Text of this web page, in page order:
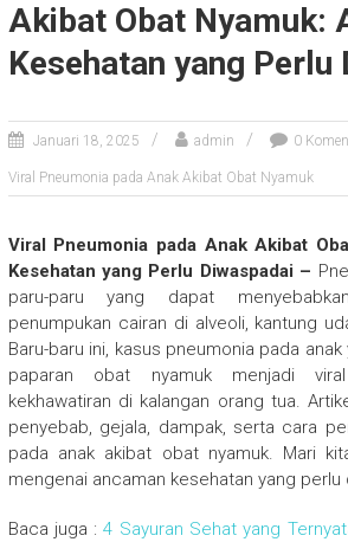
Akibat Obat Nyamuk:
Kesehatan yang Perlu
Januari 18, 2025 admin 0
Viral Pneumonia pada Anak Akibat Obat Nyamuk
Viral Pneumonia pada Anak Akibat
Kesehatan yang Perlu Diwaspadai –
paru-paru yang dapat
penumpukan cairan di alveoli, kantung
Baru-baru ini, kasus pneumonia pada
paparan obat nyamuk menjadi
kekhawatiran di kalangan orang tua.
penyebab, gejala, dampak, serta cara
pada anak akibat obat nyamuk. Mari
mengenai ancaman kesehatan yang perlu
Baca juga :4 Sayuran Sehat yang